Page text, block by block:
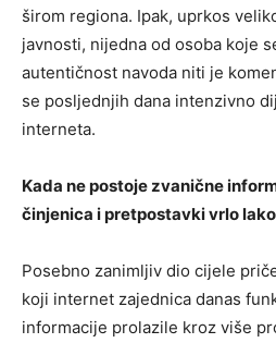
širom regiona. Ipak, uprkos
javnosti, nijedna od osoba koje
autentičnost navoda niti je
se posljednjih dana intenzivno
interneta.
Kada ne postoje zvanične
činjenica i pretpostavki vrlo
Posebno zanimljiv dio cijele
koji internet zajednica danas
informacije prolazile kroz više